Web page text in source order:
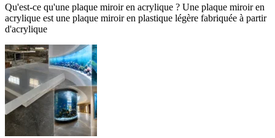
Qu'est-ce qu'une plaque miroir en acrylique ? Une plaque miroir en
acrylique est une plaque miroir en plastique légère fabriquée à partir
d'acrylique